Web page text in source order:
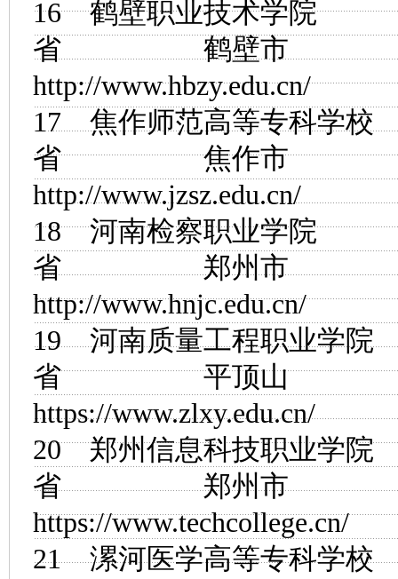
16鹤壁职业技术学院
省 鹤壁市
http://www.hbzy.edu.cn/
17焦作师范高等专科学校
省 焦作市
http://www.jzsz.edu.cn/
18河南检察职业学院
省 郑州市
http://www.hnjc.edu.cn/
19河南质量工程职业学院
省 平顶山
https://www.zlxy.edu.cn/
20郑州信息科技职业学院
省 郑州市
https://www.techcollege.cn/
21漯河医学高等专科学校